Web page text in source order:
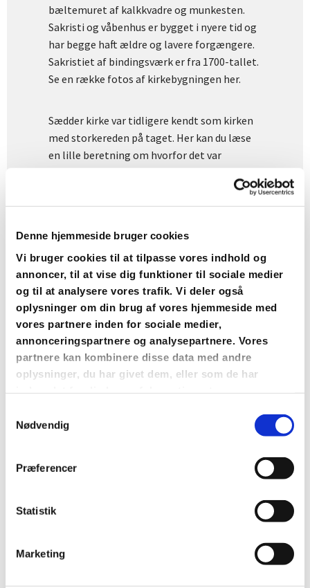
Denne hjemmeside bruger cookies
Vi bruger cookies til at tilpasse vores indhold og
annoncer, til at vise dig funktioner til sociale medier
og til at analysere vores trafik. Vi deler også
oplysninger om din brug af vores hjemmeside med
vores partnere inden for sociale medier,
annonceringspartnere og analysepartnere. Vores
partnere kan kombinere disse data med andre
oplysninger, du har givet dem, eller som de har
Nødvendig
Præferencer
Statistik
Marketing
bæltemuret af kalkkvadre og munkesten.
Sakristi og våbenhus er bygget i nyere tid og
har begge haft ældre og lavere forgængere.
Sakristiet af bindingsværk er fra 1700-tallet.
Se en række fotos af kirkebygningen her.
Sædder kirke var tidligere kendt som kirken
med storkereden på taget. Her kan du læse
en lille beretning om hvorfor det var
En nærmere beskrivelse i ord og billeder af
Sædder Kirke har af flere omgange fået
ændret og renoveret sit indre udstyr. Det
gælder bl.a. orglet som blev udskiftet i 1948
og senest i 2004. Den seneste udskiftning af
kirkens orgel er beskrevet og dokumenteret
i billeder her.
I 2006 sikrede det siddende menighedsråd,
at kirkens gamle altertavle blev kyndigt
oprindelige plads bag alteret. Den seneste
foretaget i 1882. I 1956 blev koret istandsat
glasmosaik fremstillet til korets fritlagte